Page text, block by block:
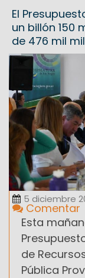
El
un billón 150
de 476 mil
5 diciembre
Comentar
Esta
de
Pública